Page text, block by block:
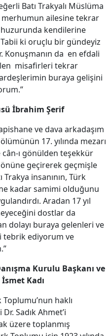
Batı Trakyalı Müslüma
ailesine tekrar
huzurunda kendilerine
ki oruçlu bir gündeyiz
Konuşmanın da en efdali
misafirleri tekrar
buraya gelişini
İbrahim Şerif
ve dava arkadaşım
17. yılında mezarı
ı gönülden teşekkür
geçirerek geçmişle
Trakya insanının, Türk
kadar samimi olduğunu
Aradan 17 yıl
dostlar da
dolayı buraya gelenleri ve
tebrik ediyorum ve
Kurulu Başkanı ve
Kadı
haklı
Sadık Ahmet’i
üzere toplanmış